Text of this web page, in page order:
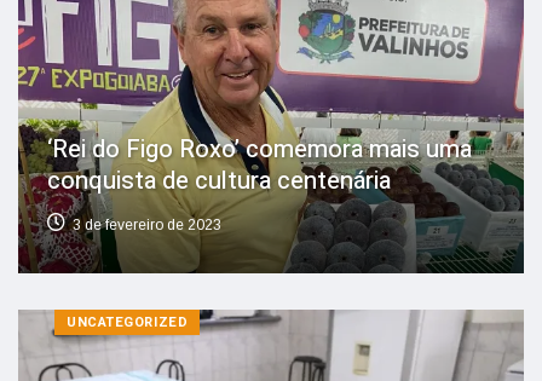
‘Rei do Figo Roxo’ comemora mais uma
conquista de cultura centenária
3 de fevereiro de 2023
UNCATEGORIZED